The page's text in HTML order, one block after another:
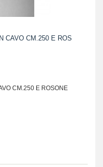
CAVO CM.250 E ROS
CM.250 E ROSONE